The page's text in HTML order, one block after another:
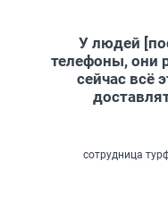
У людей
телефоны, они
сейчас всё
сотрудница